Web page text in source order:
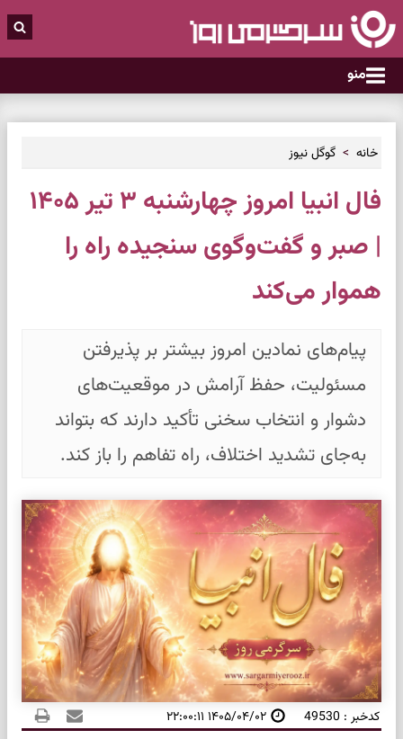
منو
خانه گوگل نیوز
فال انبیا امروز چهارشنبه ۳ تیر ۱۴۰۵
| صبر و گفت‌وگوی سنجیده راه را
هموار می‌کند
پیام‌های نمادین امروز بیشتر بر پذیرفتن
مسئولیت، حفظ آرامش در موقعیت‌های
دشوار و انتخاب سخنی تأکید دارند که بتواند
به‌جای تشدید اختلاف، راه تفاهم را باز کند.
کدخبر : 49530 ۱۴۰۵/۰۴/۰۲ ۲۲:۰۰:۱۱